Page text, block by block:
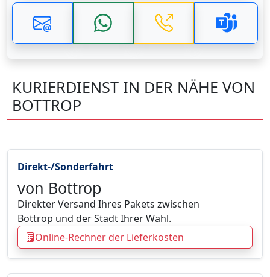
KURIERDIENST IN DER NÄHE VON
BOTTROP
Direkt-/Sonderfahrt
von Bottrop
Direkter Versand Ihres Pakets zwischen
Bottrop und der Stadt Ihrer Wahl.
Online-Rechner der Lieferkosten